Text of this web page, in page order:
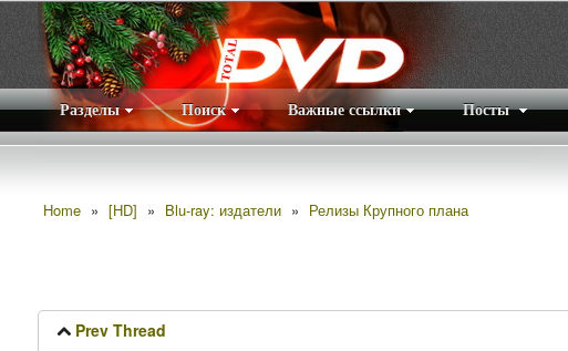
Разделы Поиск Важные ссылки Посты
Home » [HD] » Blu-ray: издатели » Релизы Крупного плана
Prev Thread